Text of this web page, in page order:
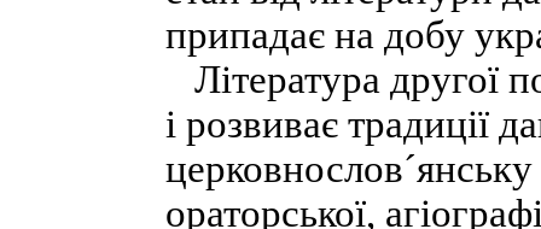
припадає на добу
Література
і розвиває традиції
ораторської,